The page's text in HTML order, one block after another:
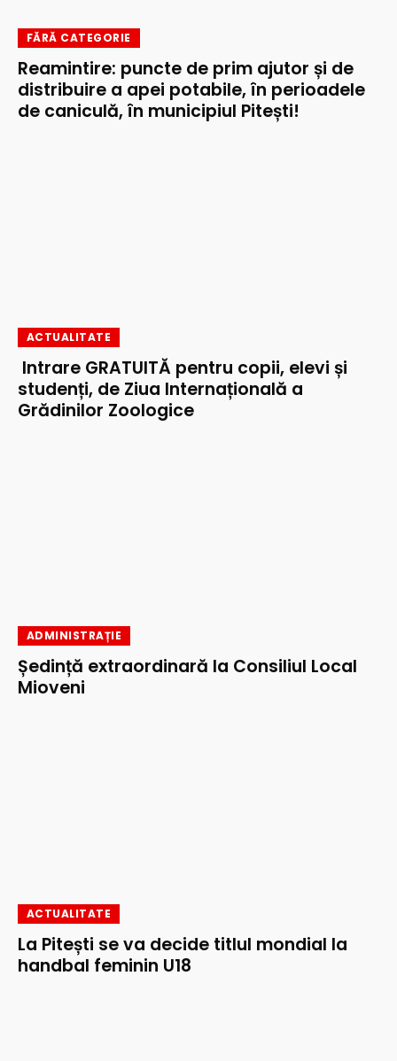
FĂRĂ CATEGORIE
Reamintire: puncte de prim ajutor și de
distribuire a apei potabile, în perioadele
de caniculă, în municipiul Pitești!
ACTUALITATE
Intrare GRATUITĂ pentru copii, elevi și
studenți, de Ziua Internațională a
Grădinilor Zoologice
ADMINISTRAȚIE
Ședință extraordinară la Consiliul Local
Mioveni
ACTUALITATE
La Pitești se va decide titlul mondial la
handbal feminin U18